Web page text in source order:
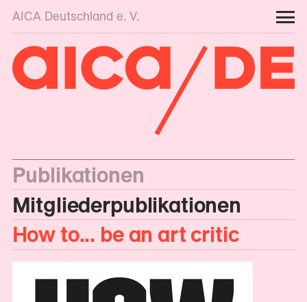
AICA Deutschland e. V.
Publikationen
Mitglieder­publikationen
How to... be an art critic